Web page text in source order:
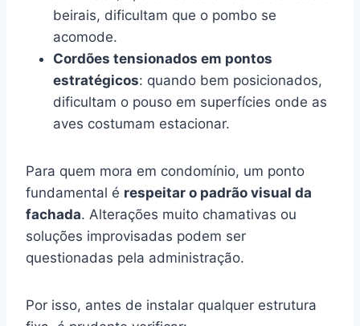
beirais, dificultam que o pombo se
acomode.
Cordões tensionados em pontos
estratégicos: quando bem posicionados,
dificultam o pouso em superfícies onde as
aves costumam estacionar.
Para quem mora em condomínio, um ponto
fundamental é respeitar o padrão visual da
fachada. Alterações muito chamativas ou
soluções improvisadas podem ser
questionadas pela administração.
Por isso, antes de instalar qualquer estrutura